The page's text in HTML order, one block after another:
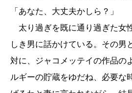
「あなた、大丈夫かしら？」
太り過ぎを既に通り過ぎた女
しき男に話かけている。その男
対に、ジャコメッテイの作品の
ルギーの貯蔵をゆだね、必要な